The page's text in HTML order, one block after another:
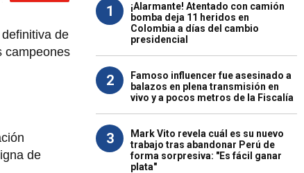
de
campeones
de
1
¡Alarmante! Atentado con camión
bomba deja 11 heridos en
Colombia a días del cambio
presidencial
2
Famoso influencer fue asesinado a
balazos en plena transmisión en
vivo y a pocos metros de la Fiscalía
3
Mark Vito revela cuál es su nuevo
trabajo tras abandonar Perú de
forma sorpresiva: "Es fácil ganar
plata"